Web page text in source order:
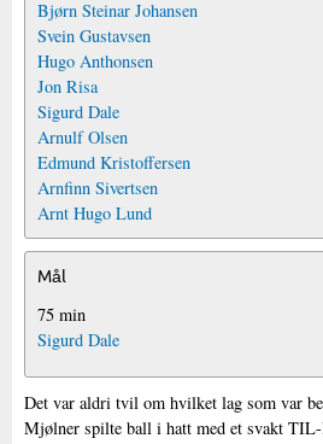
Bjørn Steinar Johansen
Svein Gustavsen
Hugo Anthonsen
Jon Risa
Sigurd Dale
Arnulf Olsen
Edmund Kristoffersen
Arnfinn Sivertsen
Arnt Hugo Lund
Mål
75 min
Sigurd Dale
Det var aldri tvil om hvilket lag som var
Mjølner spilte ball i hatt med et svakt